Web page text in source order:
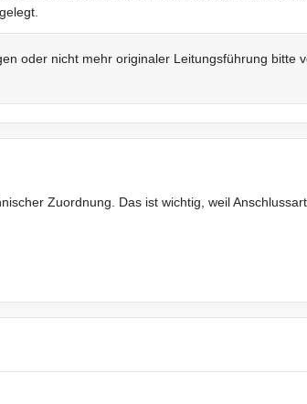
oder nicht mehr originaler Leitungsführung bitte
Zuordnung. Das ist wichtig, weil